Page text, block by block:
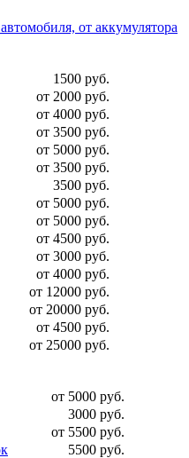
от аккумулятора
1500 руб.
от 2000 руб.
от 4000 руб.
от 3500 руб.
от 5000 руб.
от 3500 руб.
3500 руб.
от 5000 руб.
от 5000 руб.
от 4500 руб.
от 3000 руб.
от 4000 руб.
от 12000 руб.
от 20000 руб.
от 4500 руб.
от 25000 руб.
от 5000 руб.
3000 руб.
от 5500 руб.
5500 руб.